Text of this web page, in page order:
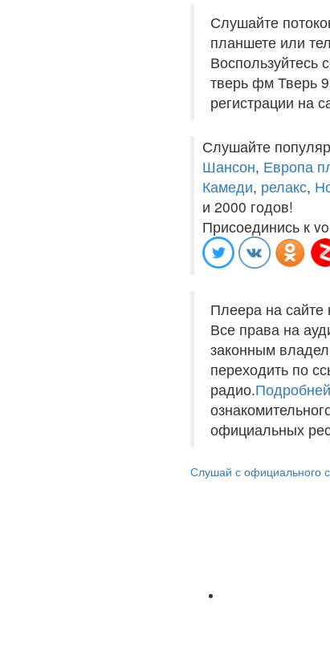
Слушайте
планшете или
Воспользуйтесь
тверь фм Тверь
регистрации на
Слушайте
Шансон, Европа
Камеди, релакс,
и 2000 годов!
Присоединись к
Плеера на сайте
Все права на
законным
переходить по
радио.
официальных
Слушай с официального